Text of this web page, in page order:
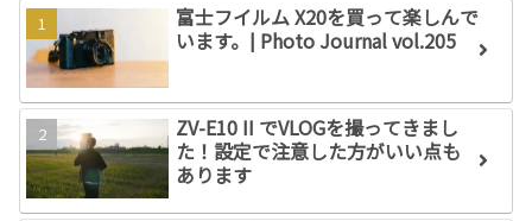
富士フイルム X20を買って楽しんで
います。| Photo Journal vol.205
ZV-E10 II でVLOGを撮ってきまし
た！設定で注意した方がいい点も
あります